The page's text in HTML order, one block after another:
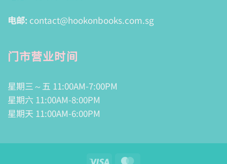
电邮: contact@hookonbooks.com.sg
门市营业时间
星期三～五 11:00AM-7:00PM
星期六 11:00AM-8:00PM
星期天 11:00AM-6:00PM
Visa